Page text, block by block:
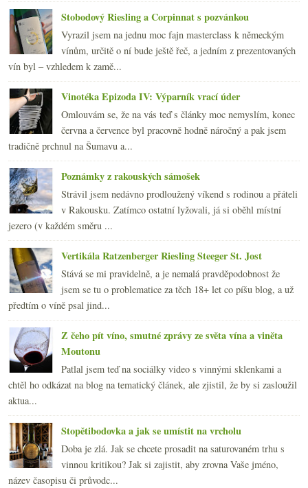
Stobodový Riesling a Corpinnat s pozvánkou
Vyrazil jsem na jednu moc fajn masterclass k německým
vínům, určitě o ní bude ještě řeč, a jedním z prezentovaných
vín byl – vzhledem k zamě...
Vinotéka Epizoda IV: Výparník vrací úder
Omlouvám se, že na vás teď s články moc nemyslím, konec
června a července byl pracovně hodně náročný a pak jsem
tradičně prchnul na Šumavu a...
Poznámky z rakouských sámošek
Strávil jsem nedávno prodloužený víkend s rodinou a přáteli
v Rakousku. Zatímco ostatní lyžovali, já si oběhl místní
jezero (v každém směru ...
Vertikála Ratzenberger Riesling Steeger St. Jost
Stává se mi pravidelně, a je nemalá pravděpodobnost že
jsem se tu o problematice za těch 18+ let co píšu blog, a už
předtím o víně psal jind...
Z čeho pít víno, smutné zprávy ze světa vína a viněta
Moutonu
Patlal jsem teď na sociálky video s vinnými sklenkami a
chtěl ho odkázat na blog na tematický článek, ale zjistil, že by si zasloužil
aktua...
Stopětibodovka a jak se umístit na vrcholu
Doba je zlá. Jak se chcete prosadit na saturovaném trhu s
vinnou kritikou? Jak si zajistit, aby zrovna Vaše jméno,
název časopisu či průvodc...